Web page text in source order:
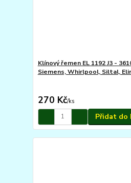
Klínový řemen EL 1192 J3 -
Siemens, Whirlpool, Siltal,
270 Kč/ks
Přidat do